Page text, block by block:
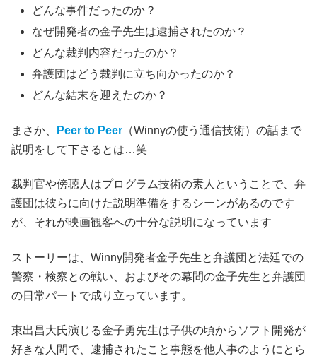
どんな事件だったのか？
なぜ開発者の金子先生は逮捕されたのか？
どんな裁判内容だったのか？
弁護団はどう裁判に立ち向かったのか？
どんな結末を迎えたのか？
まさか、 Peer to Peer （Winnyの使う通信技術）の話まで
説明をして下さるとは…笑
裁判官や傍聴人はプログラム技術の素人ということで、弁
護団は彼らに向けた説明準備をするシーンがあるのです
が、それが映画観客への十分な説明になっています
ストーリーは、Winny開発者金子先生と弁護団と法廷での
警察・検察との戦い、およびその幕間の金子先生と弁護団
の日常パートで成り立っています。
東出昌大氏演じる金子勇先生は子供の頃からソフト開発が
好きな人間で、逮捕されたこと事態を他人事のようにとら